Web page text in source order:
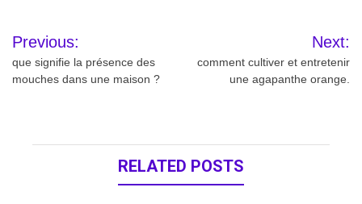
Navigation
de
Previous:
que signifie la présence des
mouches dans une maison ?
Next:
comment cultiver et entretenir
une agapanthe orange.
RELATED POSTS